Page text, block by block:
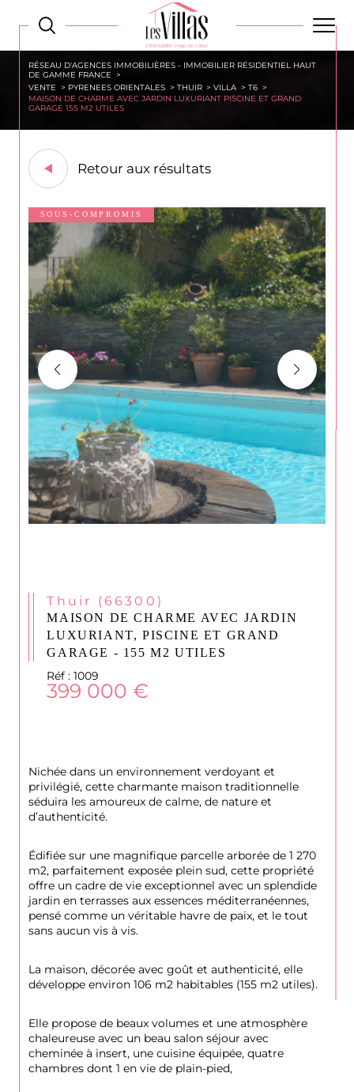
RÉSEAU D'AGENCES IMMOBILIÈRES - IMMOBILIER RÉSIDENTIEL HAUT
DE GAMME FRANCE
VENTE
PYRENEES ORIENTALES THUIR VILLA
T6
MAISON DE CHARME AVEC JARDIN LUXURIANT PISCINE ET GRAND
GARAGE 155 M2 UTILES
Retour aux résultats
SOUS-COMPROMIS
Thuir (66300)
MAISON DE CHARME AVEC JARDIN
LUXURIANT, PISCINE ET GRAND
GARAGE - 155 M2 UTILES
Réf : 1009
399 000 €
Nichée dans un environnement verdoyant et
privilégié, cette charmante maison traditionnelle
séduira les amoureux de calme, de nature et
d’authenticité.
Édifiée sur une magnifique parcelle arborée de 1 270
m2, parfaitement exposée plein sud, cette propriété
offre un cadre de vie exceptionnel avec un splendide
jardin en terrasses aux essences méditerranéennes,
pensé comme un véritable havre de paix, et le tout
sans aucun vis à vis.
La maison, décorée avec goût et authenticité, elle
développe environ 106 m2 habitables (155 m2 utiles).
Elle propose de beaux volumes et une atmosphère
chaleureuse avec un beau salon séjour avec
cheminée à insert, une cuisine équipée, quatre
chambres dont 1 en vie de plain-pied,